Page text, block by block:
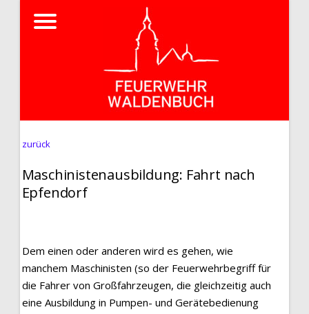
zurück
Maschinistenausbildung: Fahrt nach
Epfendorf
Dem einen oder anderen wird es gehen, wie
manchem Maschinisten (so der Feuerwehrbegriff für
die Fahrer von Großfahrzeugen, die gleichzeitig auch
eine Ausbildung in Pumpen- und Gerätebedienung